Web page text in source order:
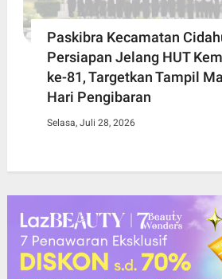
Paskibra Kecamatan
Persiapan Jelang HUT
ke-81, Targetkan Tampil
Hari Pengibaran
Selasa, Juli 28, 2026